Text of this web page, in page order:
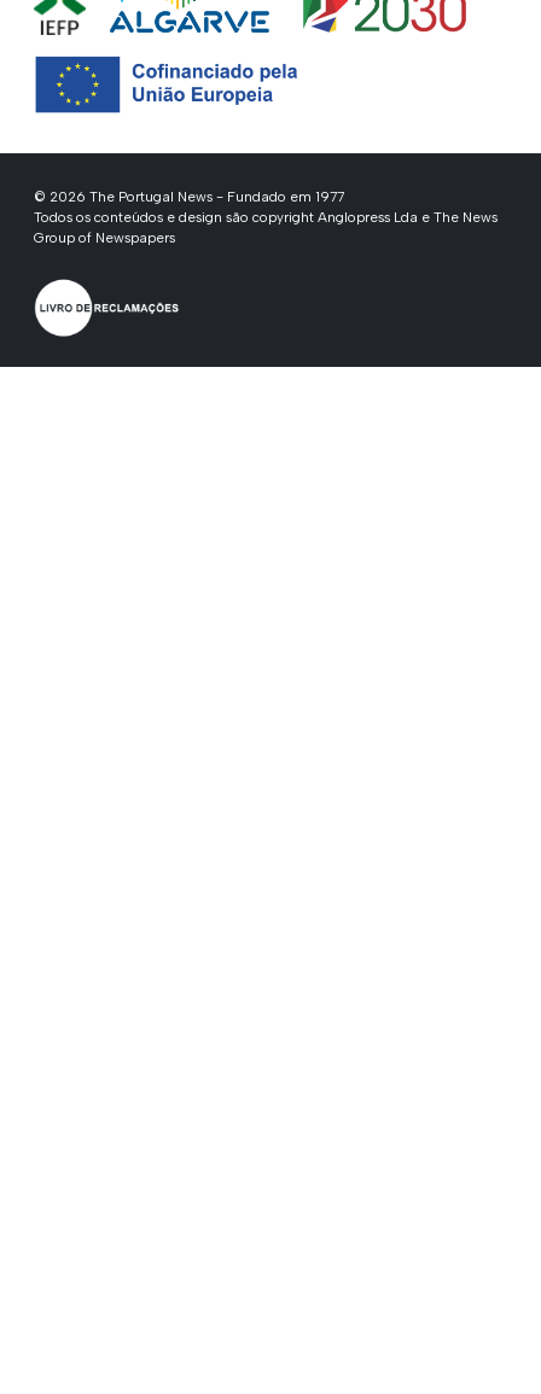
© 2026 The Portugal News - Fundado em 1977
Todos os conteúdos e design são copyright Anglopress Lda e The News
Group of Newspapers